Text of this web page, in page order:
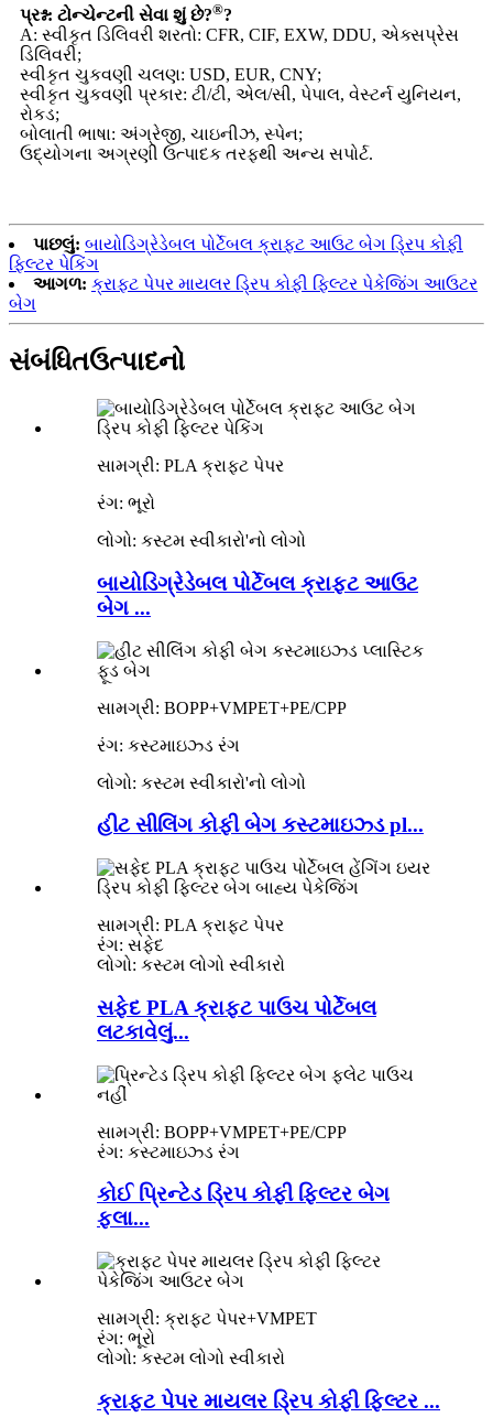
પ્રશ્ન: ટોન્ચેન્ટની સેવા શું છે?®?
A: સ્વીકૃત ડિલિવરી શરતો: CFR, CIF, EXW, DDU, એક્સપ્રેસ
ડિલિવરી;
સ્વીકૃત ચુકવણી ચલણ: USD, EUR, CNY;
સ્વીકૃત ચુકવણી પ્રકાર: ટી/ટી, એલ/સી, પેપાલ, વેસ્ટર્ન યુનિયન,
રોકડ;
બોલાતી ભાષા: અંગ્રેજી, ચાઇનીઝ, સ્પેન;
ઉદ્યોગના અગ્રણી ઉત્પાદક તરફથી અન્ય સપોર્ટ.
પાછલું: બાયોડિગ્રેડેબલ પોર્ટેબલ ક્રાફ્ટ આઉટ બેગ ડ્રિપ કોફી
ફિલ્ટર પેકિંગ
આગળ: ક્રાફ્ટ પેપર માયલર ડ્રિપ કોફી ફિલ્ટર પેકેજિંગ આઉટર
બેગ
સંબંધિતઉત્પાદનો
સામગ્રી: PLA ક્રાફ્ટ પેપર
રંગ: ભૂરો
લોગો: કસ્ટમ સ્વીકારો'નો લોગો
બાયોડિગ્રેડેબલ પોર્ટેબલ ક્રાફ્ટ આઉટ
બેગ ...
સામગ્રી: BOPP+VMPET+PE/CPP
રંગ: કસ્ટમાઇઝ્ડ રંગ
લોગો: કસ્ટમ સ્વીકારો'નો લોગો
હીટ સીલિંગ કોફી બેગ કસ્ટમાઇઝ્ડ pl...
સામગ્રી: PLA ક્રાફ્ટ પેપર
રંગ: સફેદ
લોગો: કસ્ટમ લોગો સ્વીકારો
સફેદ PLA ક્રાફ્ટ પાઉચ પોર્ટેબલ
લટકાવેલું...
સામગ્રી: BOPP+VMPET+PE/CPP
રંગ: કસ્ટમાઇઝ્ડ રંગ
કોઈ પ્રિન્ટેડ ડ્રિપ કોફી ફિલ્ટર બેગ
ફ્લા...
સામગ્રી: ક્રાફ્ટ પેપર+VMPET
રંગ: ભૂરો
લોગો: કસ્ટમ લોગો સ્વીકારો
ક્રાફ્ટ પેપર માયલર ડ્રિપ કોફી ફિલ્ટર ...